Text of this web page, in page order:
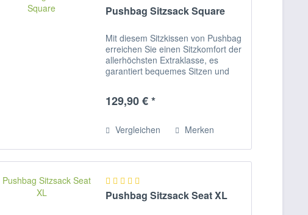
Pushbag Sitzsack Square
Mit diesem Sitzkissen von Pushbag
erreichen Sie einen Sitzkomfort der
allerhöchsten Extraklasse, es
garantiert bequemes Sitzen und
Polyestergewebe, hat eine hohe
129,90 € *
Vergleichen Merken
Pushbag Sitzsack Seat XL